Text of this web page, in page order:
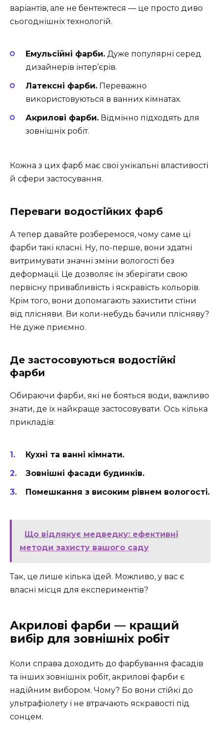
варіантів, але не бентежтеся — це просто диво
сьогоднішніх технологій.
Емульсійні фарби. Дуже популярні серед
дизайнерів інтер’єрів.
Латексні фарби. Переважно
використовуються в ванних кімнатах.
Акрилові фарби. Відмінно підходять для
зовнішніх робіт.
Кожна з цих фарб має свої унікальні властивості
й сфери застосування.
Переваги водостійких фарб
А тепер давайте розберемося, чому саме ці
фарби такі класні. Ну, по-перше, вони здатні
витримувати значні зміни вологості без
деформації. Це дозволяє їм зберігати свою
первісну привабливість і яскравість кольорів.
Крім того, вони допомагають захистити стіни
від плісняви. Ви коли-небудь бачили плісняву?
Не дуже приємно.
Де застосовуються водостійкі
фарби
Обираючи фарби, які не бояться води, важливо
знати, де їх найкраще застосовувати. Ось кілька
прикладів:
Кухні та ванні кімнати.
Зовнішні фасади будинків.
Помешкання з високим рівнем вологості.
Що відлякує медведку: ефективні
методи захисту вашого саду
Так, це лише кілька ідей. Можливо, у вас є
власні місця для експериментів?
Акрилові фарби — кращий
вибір для зовнішніх робіт
Коли справа доходить до фарбування фасадів
та інших зовнішніх робіт, акрилові фарби є
надійним вибором. Чому? Бо вони стійкі до
ультрафіолету і не втрачають яскравості під
сонцем.